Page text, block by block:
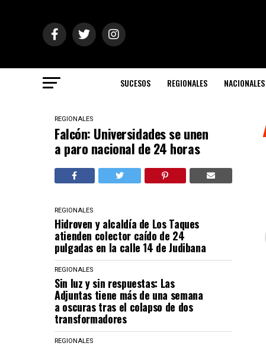
SUCESOS REGIONALES NACIONALES
REGIONALES
Falcón: Universidades se unen
a paro nacional de 24 horas
REGIONALES
Hidroven y alcaldía de Los Taques
atienden colector caído de 24
pulgadas en la calle 14 de Judibana
REGIONALES
Sin luz y sin respuestas: Las
Adjuntas tiene más de una semana
a oscuras tras el colapso de dos
transformadores
REGIONALES